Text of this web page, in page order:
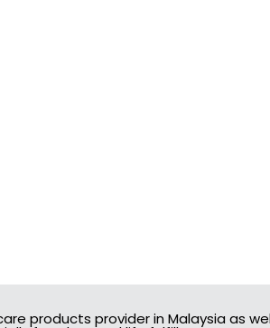
products provider in Malaysia as